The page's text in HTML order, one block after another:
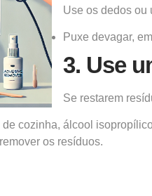
Use os dedos ou
Puxe devagar,
3. Use
Se restarem
cozinha, álcool
os resíduos.